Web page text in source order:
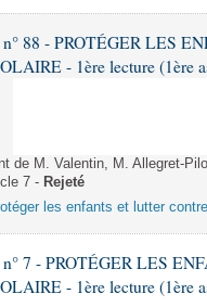
n° 88 - PROTÉGER LES
- 1ère lecture (1ère
de M. Valentin, M. Allegret-
7 - Rejeté
les enfants et lutter
n° 7 - PROTÉGER LES
- 1ère lecture (1ère